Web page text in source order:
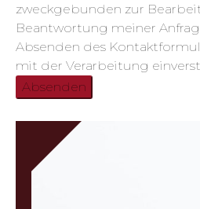
zweckgebunden zur
Beantwortung meiner
Absenden des
mit der Verarbeitung